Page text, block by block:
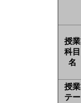
授業
科目
名
授業
テー